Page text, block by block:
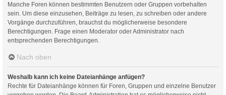
Manche Foren können bestimmten Benutzern oder Gruppen vorbehalten
sein. Um diese einzusehen, Beiträge zu lesen, zu schreiben oder andere
Vorgänge durchzuführen, brauchst du möglicherweise besondere
Berechtigungen. Frage einen Moderator oder Administrator nach
entsprechenden Berechtigungen.
Nach oben
Weshalb kann ich keine Dateianhänge anfügen?
Rechte für Dateianhänge können für Foren, Gruppen und einzelne Benutzer